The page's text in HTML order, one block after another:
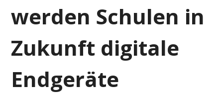
werden Schulen in
Zukunft digitale
Endgeräte